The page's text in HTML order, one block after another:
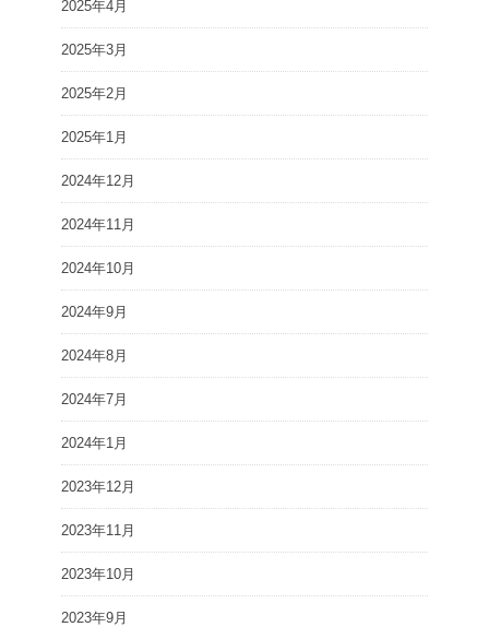
2025年4月
2025年3月
2025年2月
2025年1月
2024年12月
2024年11月
2024年10月
2024年9月
2024年8月
2024年7月
2024年1月
2023年12月
2023年11月
2023年10月
2023年9月